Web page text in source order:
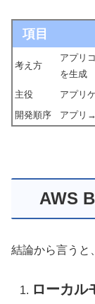
項目
考え方
アプリ
を生成
主役 アプリ
開発順序
アプリ
AWS
結論から言うと
ローカル